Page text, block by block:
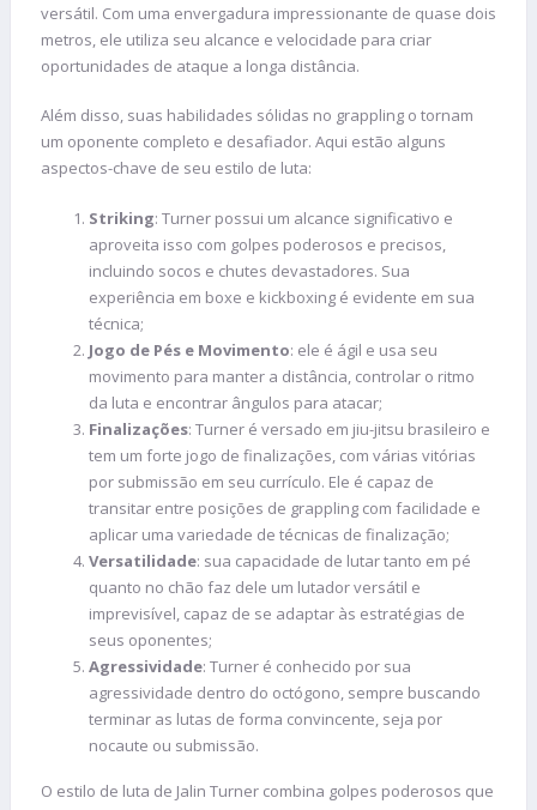
versátil. Com uma envergadura impressionante de quase dois
metros, ele utiliza seu alcance e velocidade para criar
oportunidades de ataque a longa distância.
Além disso, suas habilidades sólidas no grappling o tornam
um oponente completo e desafiador. Aqui estão alguns
aspectos-chave de seu estilo de luta:
Striking: Turner possui um alcance significativo e
aproveita isso com golpes poderosos e precisos,
incluindo socos e chutes devastadores. Sua
experiência em boxe e kickboxing é evidente em sua
técnica;
Jogo de Pés e Movimento: ele é ágil e usa seu
movimento para manter a distância, controlar o ritmo
da luta e encontrar ângulos para atacar;
Finalizações: Turner é versado em jiu-jitsu brasileiro e
tem um forte jogo de finalizações, com várias vitórias
por submissão em seu currículo. Ele é capaz de
transitar entre posições de grappling com facilidade e
aplicar uma variedade de técnicas de finalização;
Versatilidade: sua capacidade de lutar tanto em pé
quanto no chão faz dele um lutador versátil e
imprevisível, capaz de se adaptar às estratégias de
seus oponentes;
Agressividade: Turner é conhecido por sua
agressividade dentro do octógono, sempre buscando
terminar as lutas de forma convincente, seja por
nocaute ou submissão.
O estilo de luta de Jalin Turner combina golpes poderosos que